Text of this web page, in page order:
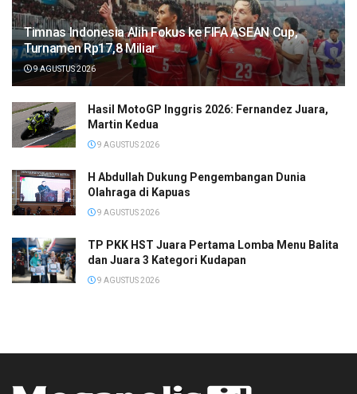
Timnas Indonesia Alih Fokus ke FIFA ASEAN Cup,
Turnamen Rp17,8 Miliar
9 AGUSTUS 2026
Hasil MotoGP Inggris 2026: Fernandez Juara,
Martin Kedua
9 AGUSTUS 2026
H Abdullah Dukung Pengembangan Dunia
Olahraga di Kapuas
9 AGUSTUS 2026
TP PKK HST Juara Pertama Lomba Menu Balita
dan Juara 3 Kategori Kudapan
9 AGUSTUS 2026